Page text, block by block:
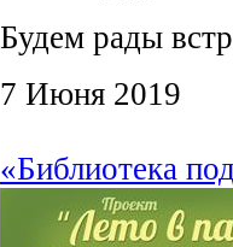
Будем рады
7 Июня 2019
«Библиотека